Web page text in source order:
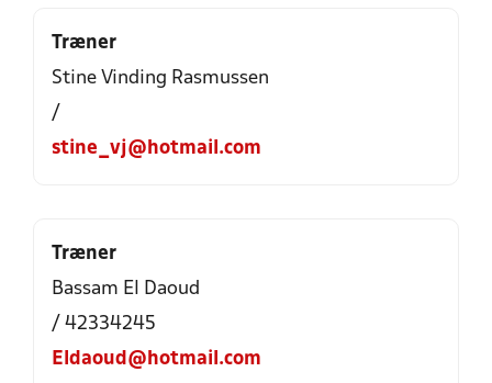
Træner
Stine Vinding Rasmussen
/
stine_vj@hotmail.com
Træner
Bassam El Daoud
/ 42334245
Eldaoud@hotmail.com